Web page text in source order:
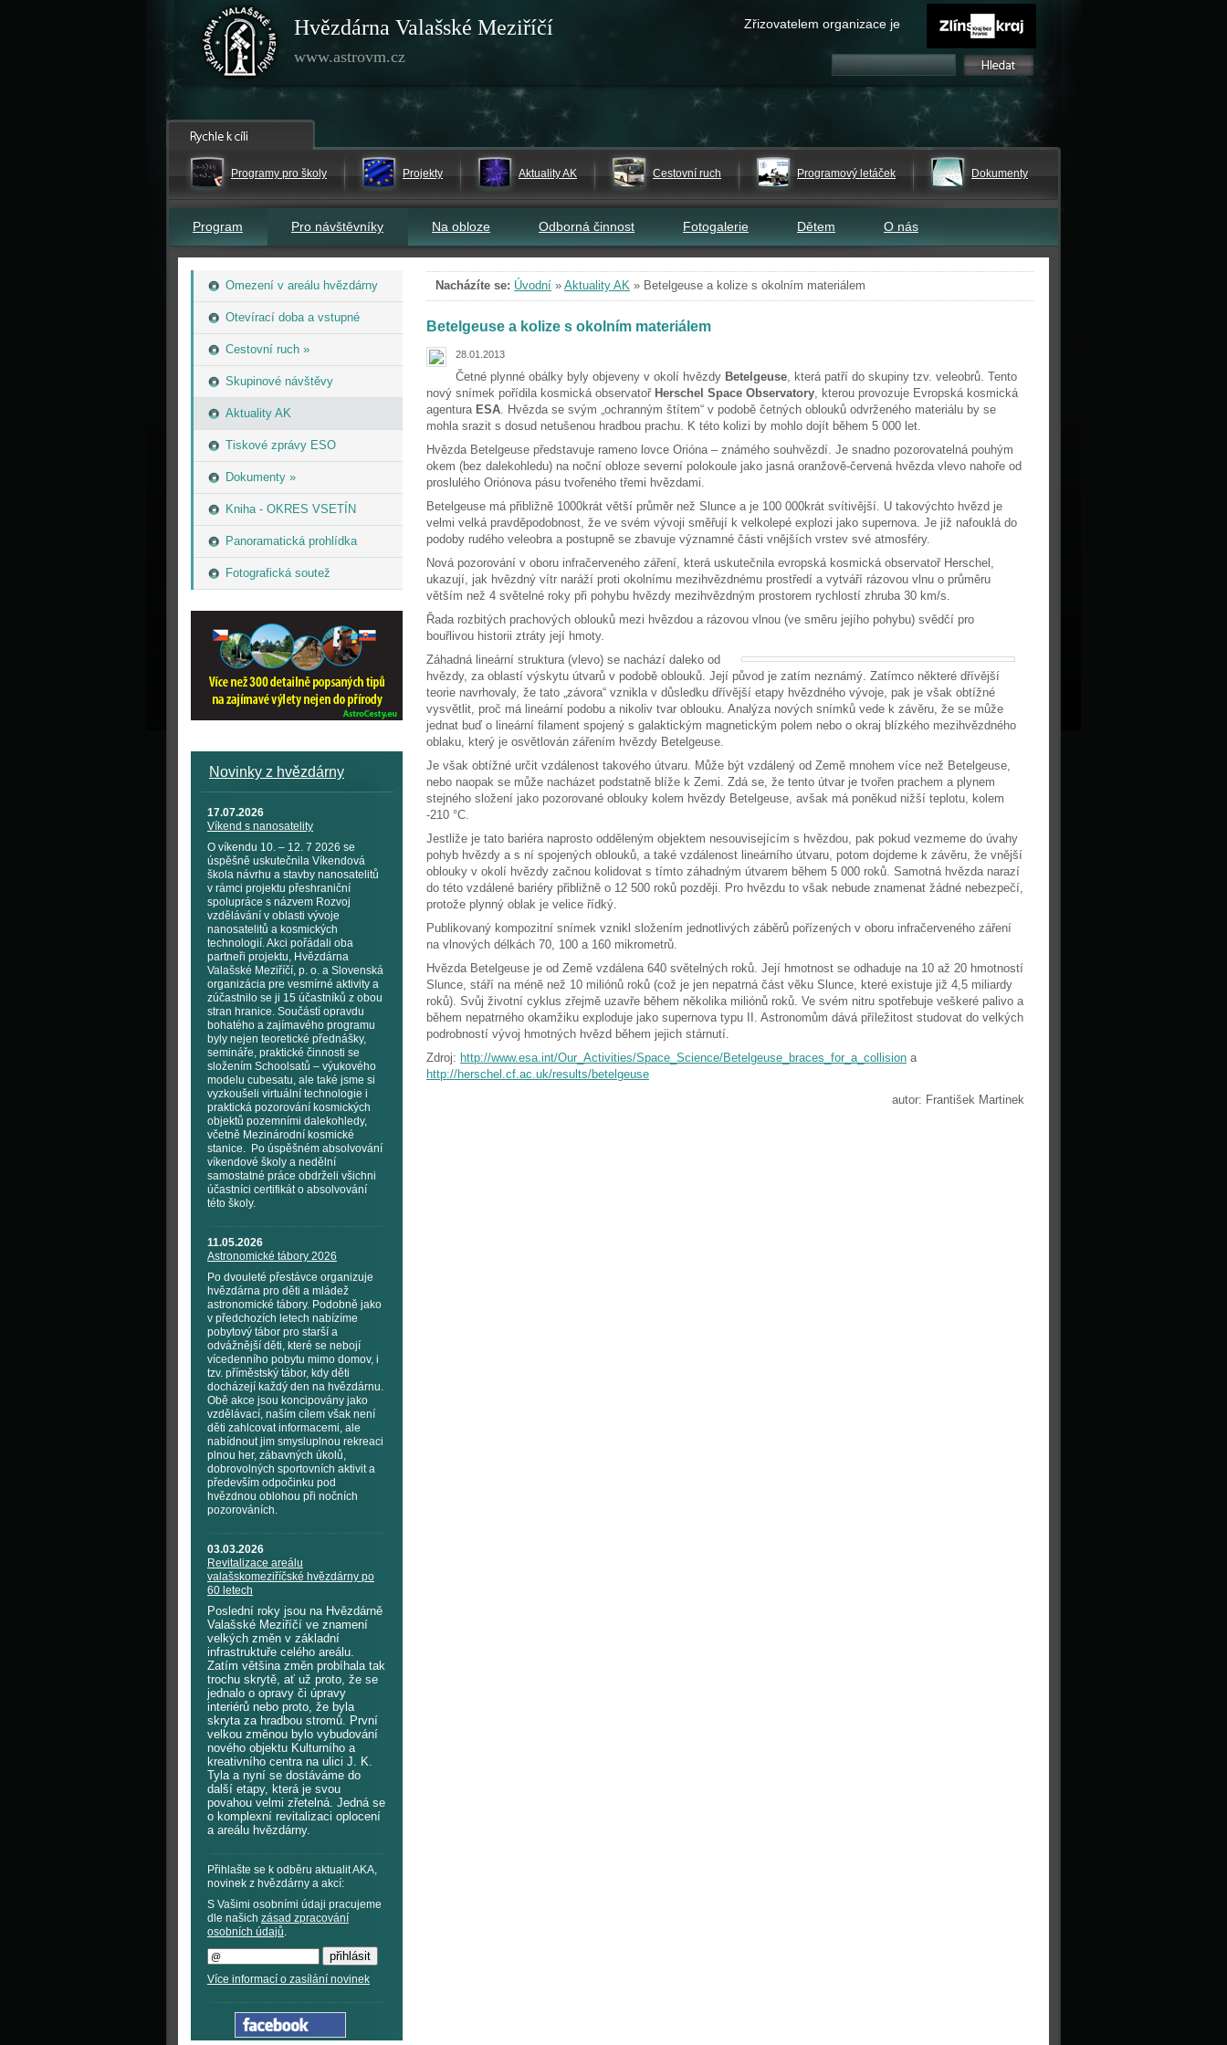
Hvězdárna Valašské Meziříčí
www.astrovm.cz
Zřizovatelem organizace je
Programy pro školy Projekty Aktuality AK Cestovní ruch Programový letáček Dokumenty
Program Pro návštěvníky Na obloze Odborná činnost Fotogalerie Dětem O nás
Omezení v areálu hvězdárny
Otevírací doba a vstupné
Cestovní ruch »
Skupinové návštěvy
Aktuality AK
Tiskové zprávy ESO
Dokumenty »
Kniha - OKRES VSETÍN
Panoramatická prohlídka
Fotografická soutež
Novinky z hvězdárny
17.07.2026
Víkend s nanosatelity
O víkendu 10. – 12. 7 2026 se
úspěšně uskutečnila Víkendová
škola návrhu a stavby nanosatelitů
v rámci projektu přeshraniční
spolupráce s názvem Rozvoj
vzdělávání v oblasti vývoje
nanosatelitů a kosmických
technologií. Akci pořádali oba
partneři projektu, Hvězdárna
Valašské Meziříčí, p. o. a Slovenská
organizácia pre vesmírné aktivity a
zúčastnilo se ji 15 účastníků z obou
stran hranice. Součástí opravdu
bohatého a zajímavého programu
byly nejen teoretické přednášky,
semináře, praktické činnosti se
složením Schoolsatů – výukového
modelu cubesatu, ale také jsme si
vyzkoušeli virtuální technologie i
praktická pozorování kosmických
objektů pozemními dalekohledy,
včetně Mezinárodní kosmické
stanice. Po úspěšném absolvování
víkendové školy a nedělní
samostatné práce obdrželi všichni
účastníci certifikát o absolvování
této školy.
11.05.2026
Astronomické tábory 2026
Po dvouleté přestávce organizuje
hvězdárna pro děti a mládež
astronomické tábory. Podobně jako
v předchozích letech nabízíme
pobytový tábor pro starší a
odvážnější děti, které se nebojí
vícedenního pobytu mimo domov, i
tzv. příměstský tábor, kdy děti
docházejí každý den na hvězdárnu.
Obě akce jsou koncipovány jako
vzdělávací, naším cílem však není
děti zahlcovat informacemi, ale
nabídnout jim smysluplnou rekreaci
plnou her, zábavných úkolů,
dobrovolných sportovních aktivit a
především odpočinku pod
hvězdnou oblohou při nočních
pozorováních.
03.03.2026
Revitalizace areálu
valašskomeziříčské hvězdárny po
60 letech
Poslední roky jsou na Hvězdárně
Valašské Meziříčí ve znamení
velkých změn v základní
infrastruktuře celého areálu.
Zatím většina změn probíhala tak
trochu skrytě, ať už proto, že se
jednalo o opravy či úpravy
interiérů nebo proto, že byla
skryta za hradbou stromů. První
velkou změnou bylo vybudování
nového objektu Kulturního a
kreativního centra na ulici J. K.
Tyla a nyní se dostáváme do
další etapy, která je svou
povahou velmi zřetelná. Jedná se
o komplexní revitalizaci oplocení
a areálu hvězdárny.
Přihlašte se k odběru aktualit AKA,
novinek z hvězdárny a akcí:
S Vašimi osobními údaji pracujeme
dle našich zásad zpracování
osobních údajů.
Více informací o zasílání novinek
Nacházíte se: Úvodní » Aktuality AK » Betelgeuse a kolize s okolním materiálem
Betelgeuse a kolize s okolním materiálem
28.01.2013
Četné plynné obálky byly objeveny v okolí hvězdy Betelgeuse, která patří do skupiny tzv. veleobrů. Tento
nový snímek pořídila kosmická observatoř Herschel Space Observatory, kterou provozuje Evropská kosmická
agentura ESA. Hvězda se svým „ochranným štítem“ v podobě četných oblouků odvrženého materiálu by se
mohla srazit s dosud netušenou hradbou prachu. K této kolizi by mohlo dojít během 5 000 let.
Hvězda Betelgeuse představuje rameno lovce Orióna – známého souhvězdí. Je snadno pozorovatelná pouhým
okem (bez dalekohledu) na noční obloze severní polokoule jako jasná oranžově-červená hvězda vlevo nahoře od
proslulého Oriónova pásu tvořeného třemi hvězdami.
Betelgeuse má přibližně 1000krát větší průměr než Slunce a je 100 000krát svítivější. U takovýchto hvězd je
velmi velká pravděpodobnost, že ve svém vývoji směřují k velkolepé explozi jako supernova. Je již nafouklá do
podoby rudého veleobra a postupně se zbavuje významné části vnějších vrstev své atmosféry.
Nová pozorování v oboru infračerveného záření, která uskutečnila evropská kosmická observatoř Herschel,
ukazují, jak hvězdný vítr naráží proti okolnímu mezihvězdnému prostředí a vytváří rázovou vlnu o průměru
větším než 4 světelné roky při pohybu hvězdy mezihvězdným prostorem rychlostí zhruba 30 km/s.
Řada rozbitých prachových oblouků mezi hvězdou a rázovou vlnou (ve směru jejího pohybu) svědčí pro
bouřlivou historii ztráty její hmoty.
Záhadná lineární struktura (vlevo) se nachází daleko od
hvězdy, za oblastí výskytu útvarů v podobě oblouků. Její původ je zatím neznámý. Zatímco některé dřívější
teorie navrhovaly, že tato „závora“ vznikla v důsledku dřívější etapy hvězdného vývoje, pak je však obtížné
vysvětlit, proč má lineární podobu a nikoliv tvar oblouku. Analýza nových snímků vede k závěru, že se může
jednat buď o lineární filament spojený s galaktickým magnetickým polem nebo o okraj blízkého mezihvězdného
oblaku, který je osvětlován zářením hvězdy Betelgeuse.
Je však obtížné určit vzdálenost takového útvaru. Může být vzdálený od Země mnohem více než Betelgeuse,
nebo naopak se může nacházet podstatně blíže k Zemi. Zdá se, že tento útvar je tvořen prachem a plynem
stejného složení jako pozorované oblouky kolem hvězdy Betelgeuse, avšak má poněkud nižší teplotu, kolem
-210 °C.
Jestliže je tato bariéra naprosto odděleným objektem nesouvisejícím s hvězdou, pak pokud vezmeme do úvahy
pohyb hvězdy a s ní spojených oblouků, a také vzdálenost lineárního útvaru, potom dojdeme k závěru, že vnější
oblouky v okolí hvězdy začnou kolidovat s tímto záhadným útvarem během 5 000 roků. Samotná hvězda narazí
do této vzdálené bariéry přibližně o 12 500 roků později. Pro hvězdu to však nebude znamenat žádné nebezpečí,
protože plynný oblak je velice řídký.
Publikovaný kompozitní snímek vznikl složením jednotlivých záběrů pořízených v oboru infračerveného záření
na vlnových délkách 70, 100 a 160 mikrometrů.
Hvězda Betelgeuse je od Země vzdálena 640 světelných roků. Její hmotnost se odhaduje na 10 až 20 hmotností
Slunce, stáří na méně než 10 miliónů roků (což je jen nepatrná část věku Slunce, které existuje již 4,5 miliardy
roků). Svůj životní cyklus zřejmě uzavře během několika miliónů roků. Ve svém nitru spotřebuje veškeré palivo a
během nepatrného okamžiku exploduje jako supernova typu II. Astronomům dává příležitost studovat do velkých
podrobností vývoj hmotných hvězd během jejich stárnutí.
Zdroj: http://www.esa.int/Our_Activities/Space_Science/Betelgeuse_braces_for_a_collision a
http://herschel.cf.ac.uk/results/betelgeuse
autor: František Martinek